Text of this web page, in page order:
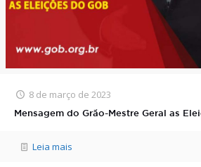
8 de março de 2023
Mensagem do Grão-Mestre Geral as
Leia mais